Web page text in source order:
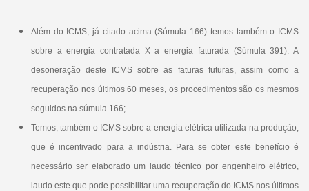
Além do ICMS, já citado acima (Súmula 166) temos também o ICMS
sobre a energia contratada X a energia faturada (Súmula 391). A
desoneração deste ICMS sobre as faturas futuras, assim como a
recuperação nos últimos 60 meses, os procedimentos são os mesmos
seguidos na súmula 166;
Temos, também o ICMS sobre a energia elétrica utilizada na produção,
que é incentivado para a indústria. ​Para se obter este benefício é
necessário ser elaborado um laudo técnico por engenheiro elétrico,
laudo este que pode possibilitar uma recuperação do ICMS nos últimos